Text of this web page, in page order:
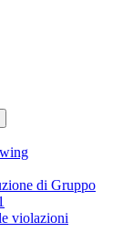
di Gruppo
violazioni